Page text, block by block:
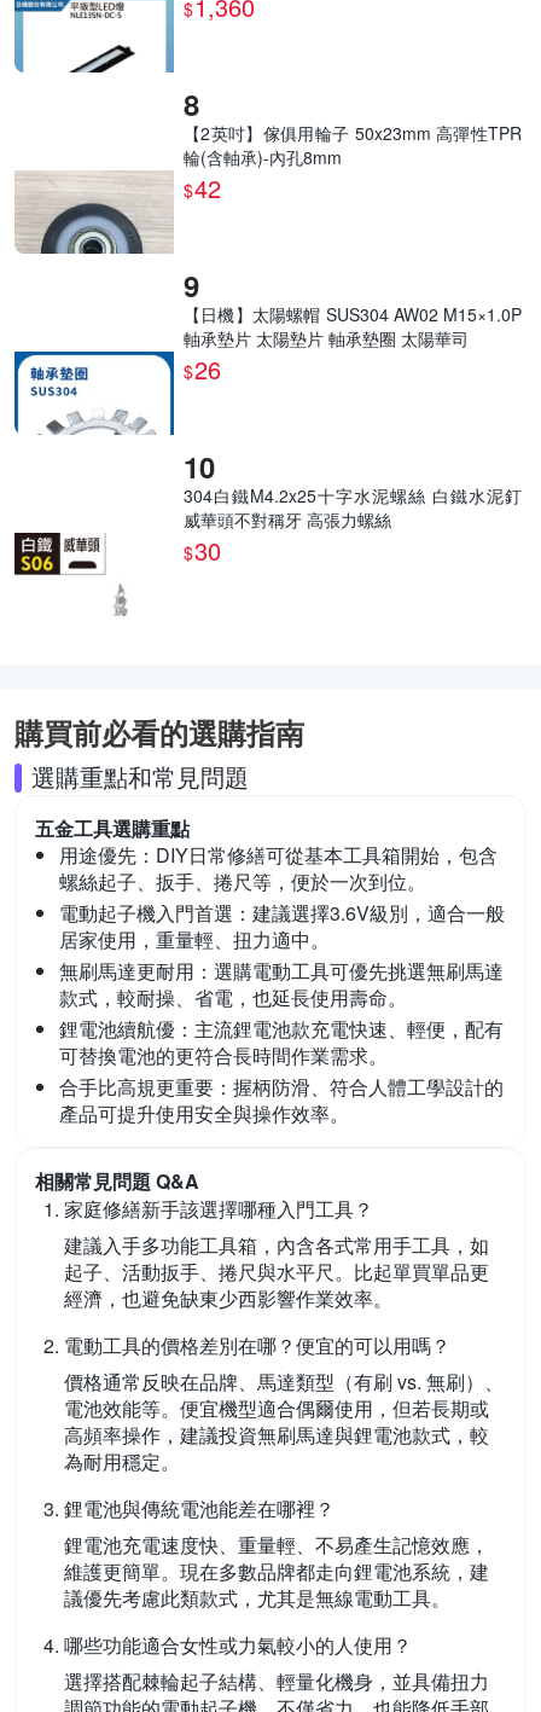
$1,360
【2英吋】傢俱用輪子 50x23mm 高彈性TPR
輪(含軸承)-內孔8mm
$42
【日機】太陽螺帽 SUS304 AW02 M15×1.0P
軸承墊片 太陽墊片 軸承墊圈 太陽華司
$26
304白鐵M4.2x25十字水泥螺絲 白鐵水泥釘
威華頭不對稱牙 高張力螺絲
$30
購買前必看的選購指南
選購重點和常見問題
五金工具選購重點
用途優先： DIY日常修繕可從基本工具箱開始，包含
螺絲起子、扳手、捲尺等，便於一次到位。
電動起子機入門首選： 建議選擇3.6V級別，適合一般
居家使用，重量輕、扭力適中。
無刷馬達更耐用： 選購電動工具可優先挑選無刷馬達
款式，較耐操、省電，也延長使用壽命。
鋰電池續航優： 主流鋰電池款充電快速、輕便，配有
可替換電池的更符合長時間作業需求。
合手比高規更重要： 握柄防滑、符合人體工學設計的
產品可提升使用安全與操作效率。
相關常見問題 Q&A
家庭修繕新手該選擇哪種入門工具？
建議入手多功能工具箱，內含各式常用手工具，如
起子、活動扳手、捲尺與水平尺。比起單買單品更
經濟，也避免缺東少西影響作業效率。
電動工具的價格差別在哪？便宜的可以用嗎？
價格通常反映在品牌、馬達類型（有刷 vs. 無刷）、
電池效能等。便宜機型適合偶爾使用，但若長期或
高頻率操作，建議投資無刷馬達與鋰電池款式，較
為耐用穩定。
鋰電池與傳統電池能差在哪裡？
鋰電池充電速度快、重量輕、不易產生記憶效應，
維護更簡單。現在多數品牌都走向鋰電池系統，建
議優先考慮此類款式，尤其是無線電動工具。
哪些功能適合女性或力氣較小的人使用？
選擇搭配棘輪起子結構、輕量化機身，並具備扭力